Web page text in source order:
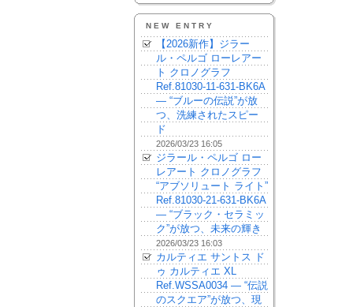
NEW ENTRY
【2026新作】ジラー
ル・ペルゴ ローレアー
ト クロノグラフ
Ref.81030-11-631-BK6A
— “ブルーの伝説”が放
つ、洗練されたスピー
ド
2026/03/23 16:05
ジラール・ペルゴ ロー
レアート クロノグラフ
“アブソリュート ライト”
Ref.81030-21-631-BK6A
— “ブラック・セラミッ
ク”が放つ、未来の輝き
2026/03/23 16:03
カルティエ サントス ド
ゥ カルティエ XL
Ref.WSSA0034 — “伝説
のスクエア”が放つ、現